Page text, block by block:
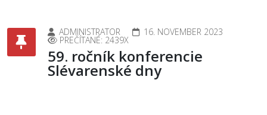
ADMINISTRATOR 16. NOVEMBER 2023
PREČÍTANÉ: 2439X
59. ročník konferencie
Slévarenské dny